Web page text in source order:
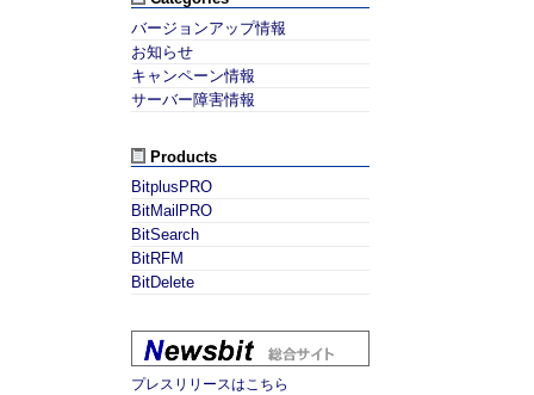
バージョンアップ情報
お知らせ
キャンペーン情報
サーバー障害情報
Products
BitplusPRO
BitMailPRO
BitSearch
BitRFM
BitDelete
プレスリリースはこちら